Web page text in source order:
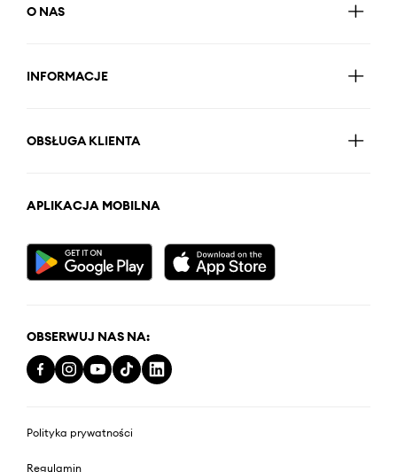
O NAS
INFORMACJE
OBSŁUGA KLIENTA
APLIKACJA MOBILNA
OBSERWUJ NAS NA:
Polityka prywatności
Regulamin